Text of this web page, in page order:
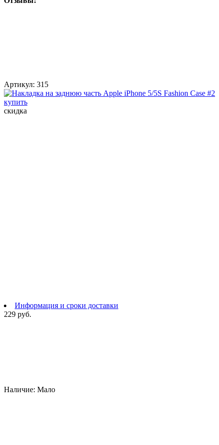
Артикул: 315
скидка
Информация и сроки доставки
229 руб.
Наличие: Мало